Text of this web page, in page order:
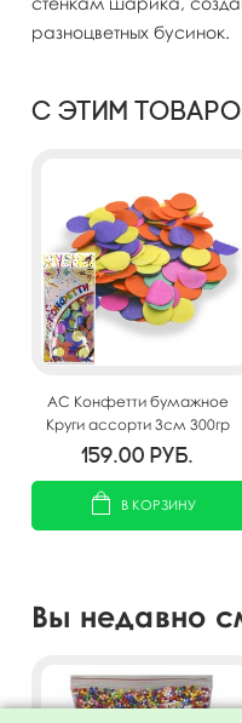
разноцветных бусинок.
С этим
AC Конфетти бумажное
Круги ассорти 3см 300гр
159.00 руб.
В КОРЗИНУ
Вы недавно